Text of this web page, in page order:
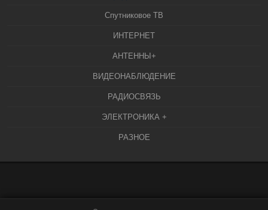
Спутниковое ТВ
ИНТЕРНЕТ
АНТЕННЫ+
ВИДЕОНАБЛЮДЕНИЕ
РАДИОСВЯЗЬ
ЭЛЕКТРОНИКА +
РАЗНОЕ